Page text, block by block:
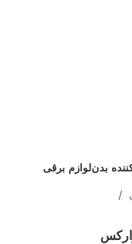
بدنلوازم برقی